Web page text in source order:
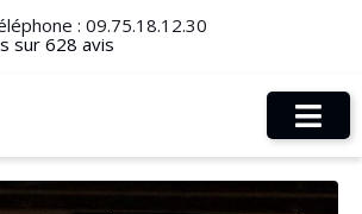
: 09.75.18.12.30
sur 628 avis